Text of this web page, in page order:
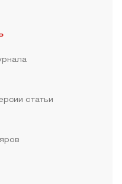
статьи